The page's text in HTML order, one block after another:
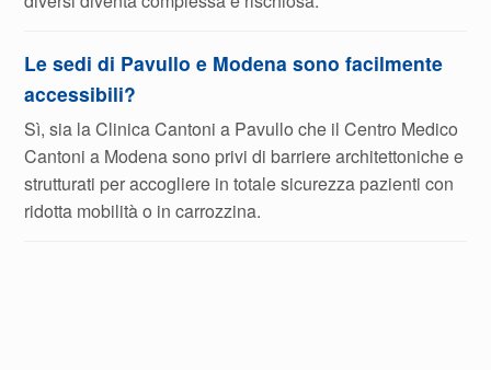
Le sedi di Pavullo e Modena sono facilmente
accessibili?
Sì, sia la Clinica Cantoni a Pavullo che il Centro Medico
Cantoni a Modena sono privi di barriere architettoniche e
strutturati per accogliere in totale sicurezza pazienti con
ridotta mobilità o in carrozzina.